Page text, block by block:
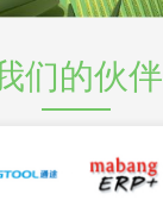
们的伙伴